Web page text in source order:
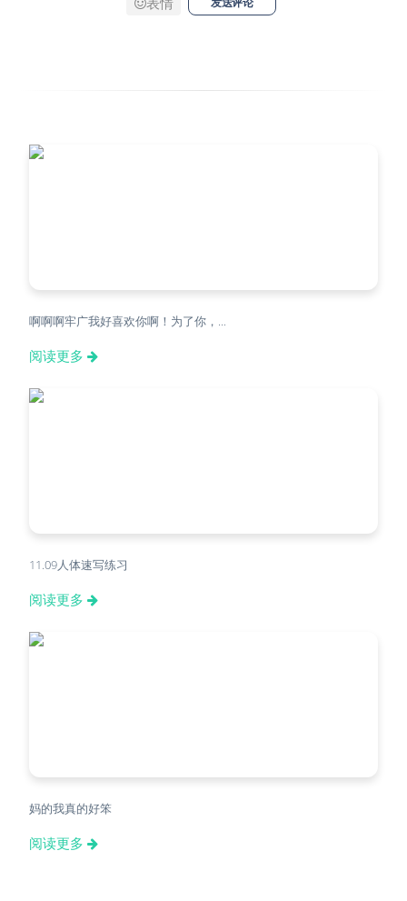
发送评论
啊啊啊牢广我好喜欢你啊！为了你，...
阅读更多
11.09人体速写练习
阅读更多
妈的我真的好笨
阅读更多